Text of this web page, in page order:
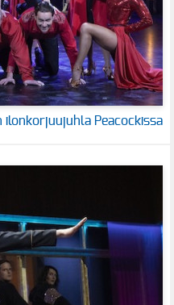
ilonkorjuujuhla Peacockissa